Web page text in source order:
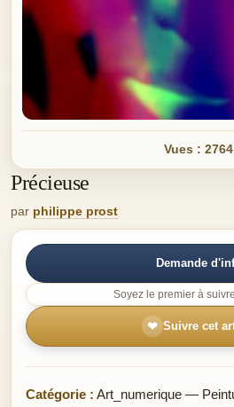
Vues : 2764
Précieuse
par philippe prost
Demande
Soyez le premier à
❤ Suivre cet
Catégorie : Art_numerique —